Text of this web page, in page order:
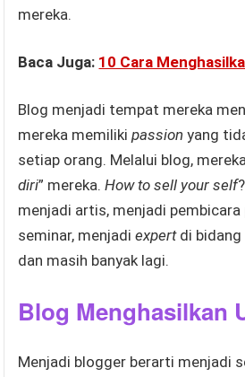
mereka.
Baca Juga: 10 Cara
Blog menjadi tempat mereka
mereka memilikipassion yang
setiap orang. Melalui blog,
diri” mereka.How to sell your self
menjadi artis, menjadi pembicara
seminar, menjadiexpertdi bidang
dan masih banyak lagi.
Blog Menghasilkan
Menjadi blogger berarti menjadi